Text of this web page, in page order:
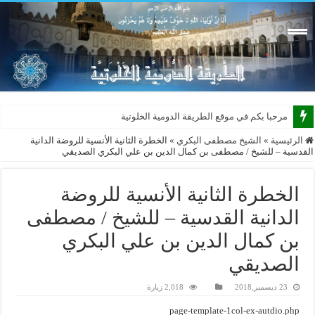
مرحبا بكم في موقع الطريقة الدومية الخلوتية بشكله ا
الرئيسية » الشيخ مصطفى البكري » الخطرة الثانية الأنسية للروضة الدانية
القدسية – للشيخ / مصطفى بن كمال الدين بن علي البكري الصديقي
الخطرة الثانية الأنسية للروضة
الدانية القدسية – للشيخ / مصطفى
بن كمال الدين بن علي البكري
الصديقي
23 ديسمبر,2018 2,018 زيارة
page-template-1col-ex-autdio.php